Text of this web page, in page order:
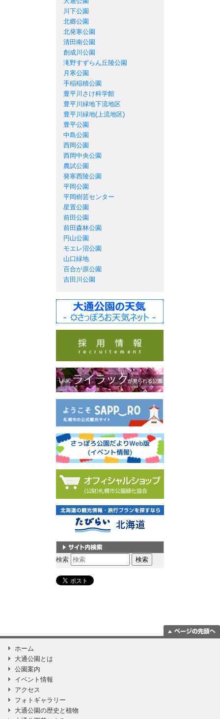
川下公園
北郷公園
北発寒公園
清田南公園
創成川公園
滝野すずらん丘陵公園
月寒公園
手稲稲積公園
豊平川さけ科学館
豊平川緑地下流地区
豊平川緑地(上流地区)
豊平公園
中島公園
西岡公園
西岡中央公園
農試公園
発寒西陵公園
平岡公園
平岡樹芸センター
星置公園
前田公園
前田森林公園
円山公園
モエレ沼公園
山口緑地
百合が原公園
吉田川公園
サイト内検索
検索
ホーム
大通公園とは
公園案内
イベント情報
アクセス
フォトギャラリー
大通公園の歴史と植物